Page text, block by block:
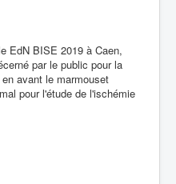
EdN BISE 2019 à Caen,
par le public pour la
avant le marmouset
pour l'étude de l'ischémie